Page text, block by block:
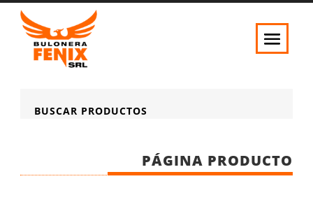
BUSCAR PRODUCTOS
PÁGINA PRODUCTO